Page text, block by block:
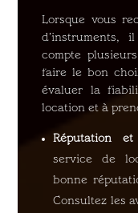
Lorsque vous
d’instruments,
compte
faire le bon
évaluer la
location et à
Réputation
service de
bonne
Consultez les